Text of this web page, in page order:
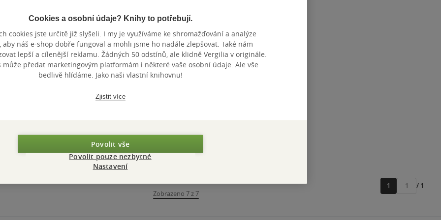
Didaktika
matematiky III. část
Josef Polák
Do košíku
Didaktika
matematiky - Jak
učit matematiku
užitečně
Josef Polák
5
hvězdiček
měkká vazba
Do košíku
Nedostupné
Středoškolská
matematika v
Nedostupné
Zobrazeno 7 z 7
1
Přejít
/ 1
Cookies a osobní údaje? Knihy to potřebují.
cookies jste určitě již slyšeli. I my je využíváme ke shromažďování a analýze
aby náš e-shop dobře fungoval a mohli jsme ho nadále zlepšovat. Také nám
lepší a cílenější reklamu. Žádných 50 odstínů, ale klidně Vergilia v originále.
může předat marketingovým platformám i některé vaše osobní údaje. Ale vše
bedlivě hlídáme. Jako naši vlastní knihovnu!
Zjistit více
Povolit vše
Povolit pouze nezbytné
Nastavení